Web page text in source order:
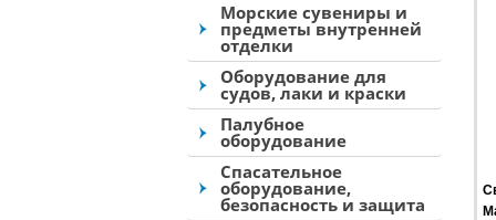
Морские сувениры и
предметы внутренней
отделки
Оборудование для
судов, лаки и краски
Палубное
оборудование
Спасательное
оборудование,
безопасность и защита